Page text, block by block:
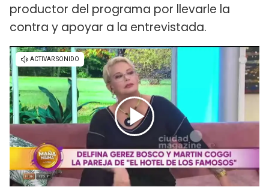
productor del programa por llevarle la
contra y apoyar a la entrevistada.